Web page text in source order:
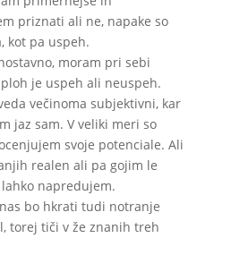
priznati ali ne, napake so
kot pa uspeh.
moram pri sebi
je uspeh ali neuspeh.
večinoma subjektivni, kar
jaz sam. V veliki meri so
svoje potenciale. Ali
realen ali pa gojim le
napredujem.
bo hkrati tudi notranje
torej tiči v že znanih treh